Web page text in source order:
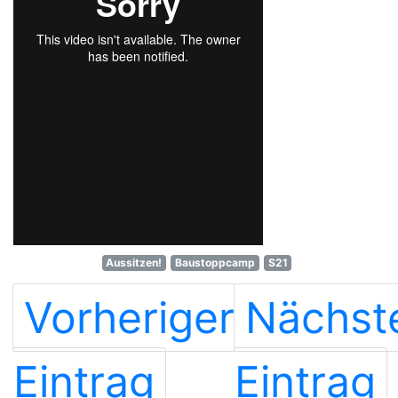
Aussitzen! Baustoppcamp S21
Vorheriger
Eintrag
Eintrag